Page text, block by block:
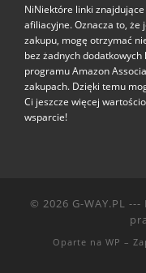
NiNiektóre linki
afiliacyjne. Oznacza to, że
zakupu, mogę otrzymać
bez żadnych dodatkowych
programu Amazon
zakupach. Dzięki temu
Ci jeszcze więcej
wsparcie!
© 2026 G-WAY.PL
Oparte na WP –